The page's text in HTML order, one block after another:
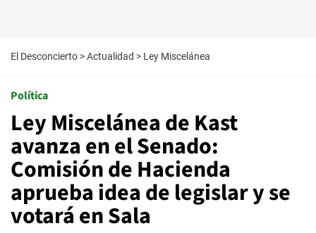
El Desconcierto >Actualidad > Ley Miscelánea
Política
Ley Miscelánea de Kast
avanza en el Senado:
Comisión de Hacienda
aprueba idea de legislar y se
votará en Sala